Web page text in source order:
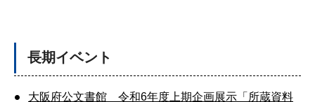
長期イベント
大阪府公文書館 令和6年度上期企画展示「所蔵資料